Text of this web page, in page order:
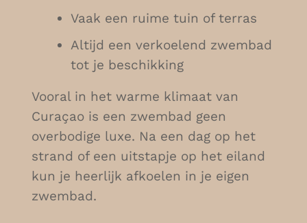
Vaak een ruime tuin of terras
Altijd een verkoelend zwembad
tot je beschikking
Vooral in het warme klimaat van
Curaçao is een zwembad geen
overbodige luxe. Na een dag op het
strand of een uitstapje op het eiland
kun je heerlijk afkoelen in je eigen
zwembad.